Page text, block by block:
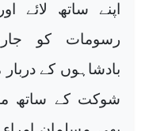
اپنے ساتھ لائے
رسومات کو
بادشاہوں کے
شوکت کے ساتھ